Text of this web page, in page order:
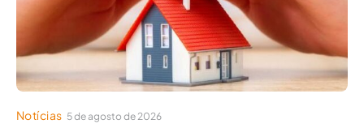
Notícias 5 de agosto de 2026